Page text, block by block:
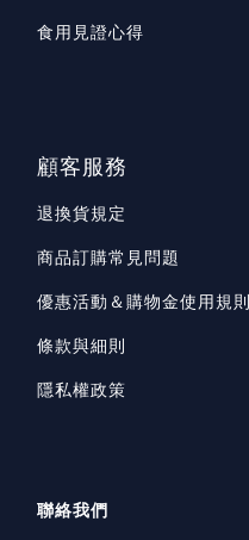
食用見證心得
顧客服務
退換貨規定
商品訂購常見問題
優惠活動＆購物金使用規則
條款與細則
隱私權政策
聯絡我們